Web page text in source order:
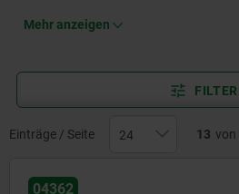
allen Bereichen von Industrie,
Mehr anzeigen
FILTER
Einträge / Seite 13 von
04362